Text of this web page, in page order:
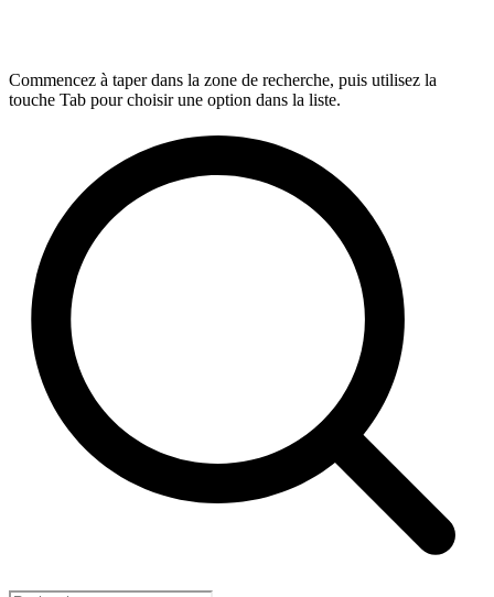
Commencez à taper dans la zone de recherche, puis utilisez la
touche Tab pour choisir une option dans la liste.